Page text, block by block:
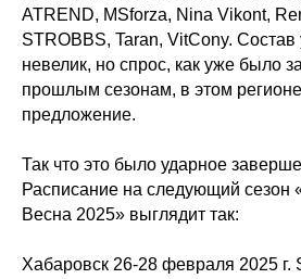
ATREND, MSforza, Nina Vikont,
STROBBS, Taran, VitCony. Состав
невелик, но спрос, как уже было
прошлым сезонам, в этом
предложение.
Так что это было ударное
Расписание на следующий сезон
Весна 2025» выглядит так:
Хабаровск 26-28 февраля 2025 г.